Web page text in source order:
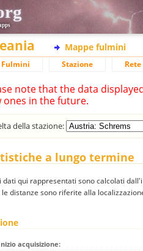
Mappe fulmini
Fulmini Stazione
note that the data
ones in the future.
della stazione:
a lungo termine
dati qui rappresentati sono calcolati
distanze sono riferite alla
acquisizione: